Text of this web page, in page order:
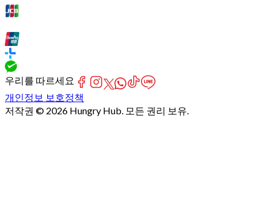
우리를 따르세요
개인정보 보호정책
저작권 © 2026 Hungry Hub. 모든 권리 보유.